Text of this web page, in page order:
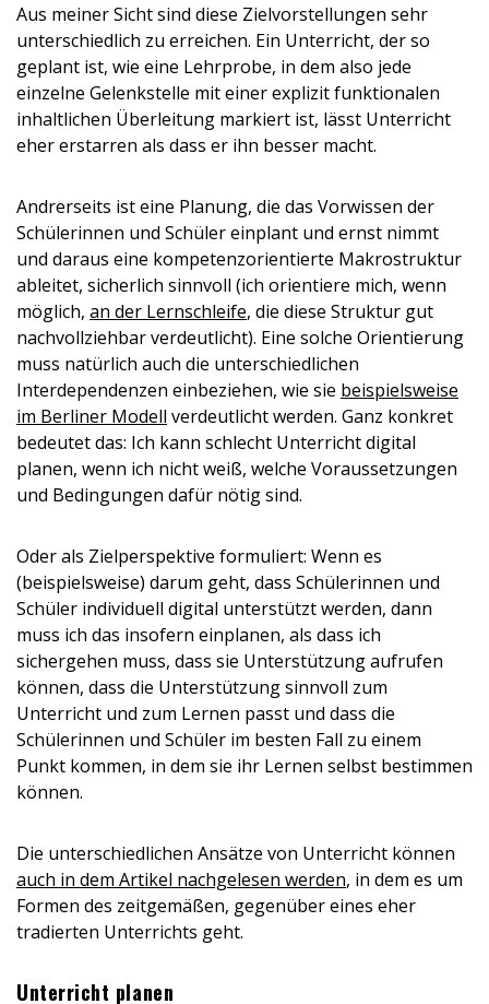
Aus meiner Sicht sind diese Zielvorstellungen sehr
unterschiedlich zu erreichen. Ein Unterricht, der so
geplant ist, wie eine Lehrprobe, in dem also jede
einzelne Gelenkstelle mit einer explizit funktionalen
inhaltlichen Überleitung markiert ist, lässt Unterricht
eher erstarren als dass er ihn besser macht.
Andrerseits ist eine Planung, die das Vorwissen der
Schülerinnen und Schüler einplant und ernst nimmt
und daraus eine kompetenzorientierte Makrostruktur
ableitet, sicherlich sinnvoll (ich orientiere mich, wenn
möglich, an der Lernschleife, die diese Struktur gut
nachvollziehbar verdeutlicht). Eine solche Orientierung
muss natürlich auch die unterschiedlichen
Interdependenzen einbeziehen, wie sie beispielsweise
im Berliner Modell verdeutlicht werden. Ganz konkret
bedeutet das: Ich kann schlecht Unterricht digital
planen, wenn ich nicht weiß, welche Voraussetzungen
und Bedingungen dafür nötig sind.
Oder als Zielperspektive formuliert: Wenn es
(beispielsweise) darum geht, dass Schülerinnen und
Schüler individuell digital unterstützt werden, dann
muss ich das insofern einplanen, als dass ich
sichergehen muss, dass sie Unterstützung aufrufen
können, dass die Unterstützung sinnvoll zum
Unterricht und zum Lernen passt und dass die
Schülerinnen und Schüler im besten Fall zu einem
Punkt kommen, in dem sie ihr Lernen selbst bestimmen
können.
Die unterschiedlichen Ansätze von Unterricht können
auch in dem Artikel nachgelesen werden, in dem es um
Formen des zeitgemäßen, gegenüber eines eher
tradierten Unterrichts geht.
Unterricht planen